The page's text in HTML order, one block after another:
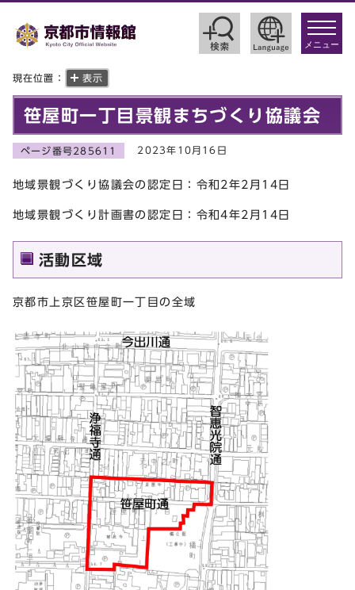
toggle
メニュー
現在位置： 表示
笹屋町一丁目景観まちづくり協議会
ページ番号285611 2023年10月16日
地域景観づくり協議会の認定日：令和2年2月14日
地域景観づくり計画書の認定日：令和4年2月14日
活動区域
京都市上京区笹屋町一丁目の全域